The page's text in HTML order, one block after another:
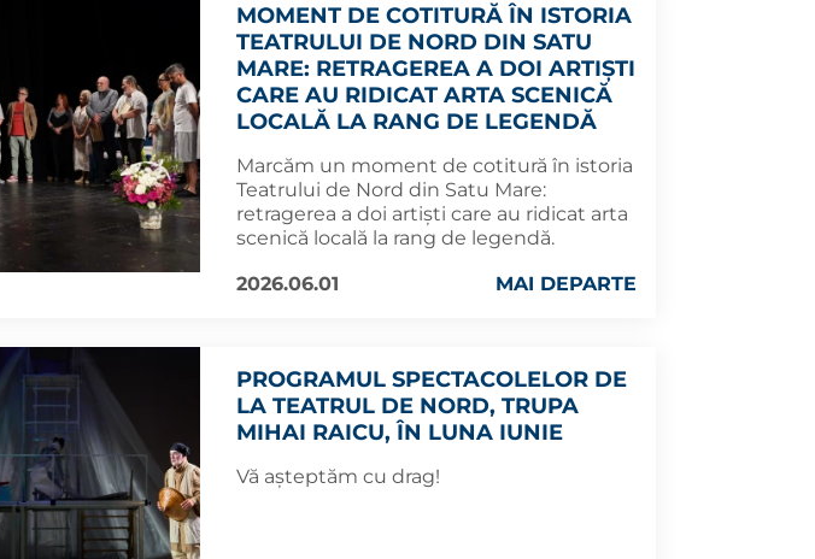
MOMENT DE COTITURĂ ÎN ISTORIA
TEATRULUI DE NORD DIN SATU
MARE: RETRAGEREA A DOI ARTIȘTI
CARE AU RIDICAT ARTA SCENICĂ
LOCALĂ LA RANG DE LEGENDĂ
Marcăm un moment de cotitură în istoria
Teatrului de Nord din Satu Mare:
retragerea a doi artiști care au ridicat arta
scenică locală la rang de legendă.
2026.06.01
MAI DEPARTE
PROGRAMUL SPECTACOLELOR DE
LA TEATRUL DE NORD, TRUPA
MIHAI RAICU, ÎN LUNA IUNIE
Vă așteptăm cu drag!